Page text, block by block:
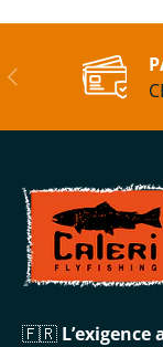
Précédent
🇫🇷